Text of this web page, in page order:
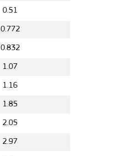
0.51
0.772
0.832
1.07
1.16
1.85
2.05
2.97